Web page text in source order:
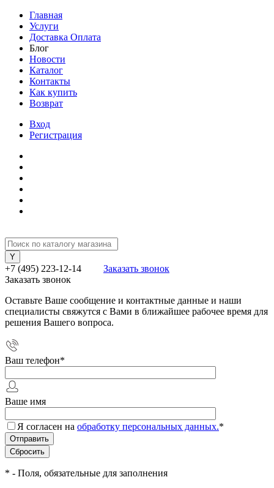
Главная
Услуги
Доставка Оплата
Блог
Новости
Каталог
Контакты
Как купить
Возврат
Вход
Регистрация
+7 (495) 223-12-14
Заказать звонок
Заказать звонок
Оставьте Ваше сообщение и контактные данные и наши
специалисты свяжутся с Вами в ближайшее рабочее время для
решения Вашего вопроса.
Ваш телефон*
Ваше имя
Я согласен на обработку персональных данных.*
* - Поля, обязательные для заполнения